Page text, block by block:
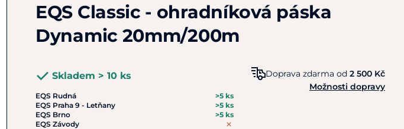
EQS Classic - ohradníková páska
Dynamic 20mm/200m
Skladem > 10 ks
EQS Rudná
>5 ks
EQS Praha 9 - Letňany
>5 ks
EQS Brno
>5 ks
EQS Závody
Doprava zdarma od 2 500 Kč
Možnosti dopravy